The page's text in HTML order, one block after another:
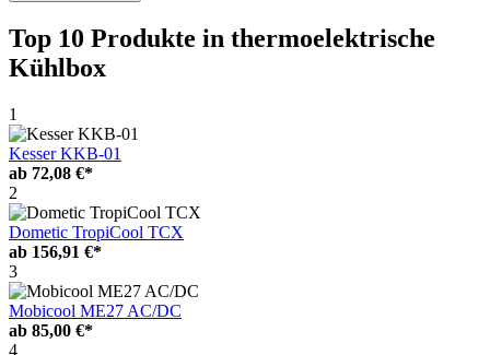
Top 10 Produkte in thermoelektrische
Kühlbox
1
Kesser KKB-01
ab 72,08 €*
2
Dometic TropiCool TCX
ab 156,91 €*
3
Mobicool ME27 AC/DC
ab 85,00 €*
4